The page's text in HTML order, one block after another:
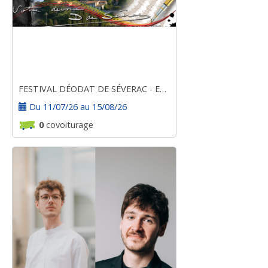
FESTIVAL DÉODAT DE SÉVERAC - ESTIVALES 2026
Du 11/07/26 au 15/08/26
0covoiturage